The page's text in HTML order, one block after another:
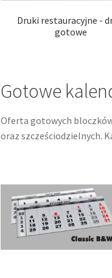
Druki restauracyjne -
gotowe
Gotowe
Oferta gotowych
oraz szcześciodzielnych.